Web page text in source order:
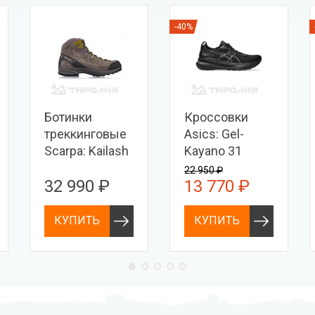
Ботинки
треккинговые
Scarpa: Kailash
32 990 ₽
КУПИТЬ
-40%
Кроссовки
Asics: Gel-
Kayano 31
22 950 ₽
13 770 ₽
КУПИТЬ